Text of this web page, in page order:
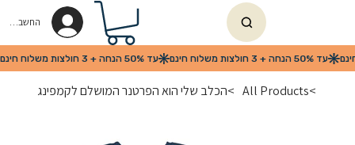
החשבון שלי
>
All Products
>הכלב שלי הוא הפרטנר המושלם לקמפינג